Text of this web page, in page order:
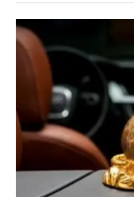
Mậu Thìn, Nhâm Thìn)
hợp xe màu gì sẽ